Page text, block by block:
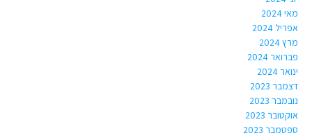
מאי 2024
אפריל 2024
מרץ 2024
פברואר 2024
ינואר 2024
דצמבר 2023
נובמבר 2023
אוקטובר 2023
ספטמבר 2023